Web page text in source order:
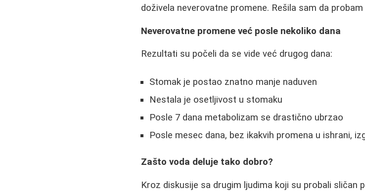
doživela neverovatne promene. Rešila sam da
Neverovatne promene već posle nekoliko dana
Rezultati su počeli da se vide već drugog dana:
Stomak je postao znatno manje naduven
Nestala je osetljivost u stomaku
Posle 7 dana metabolizam se drastično ubrzao
Posle mesec dana, bez ikakvih promena u ishrani,
Zašto voda deluje tako dobro?
Kroz diskusije sa drugim ljudima koji su probali sličan